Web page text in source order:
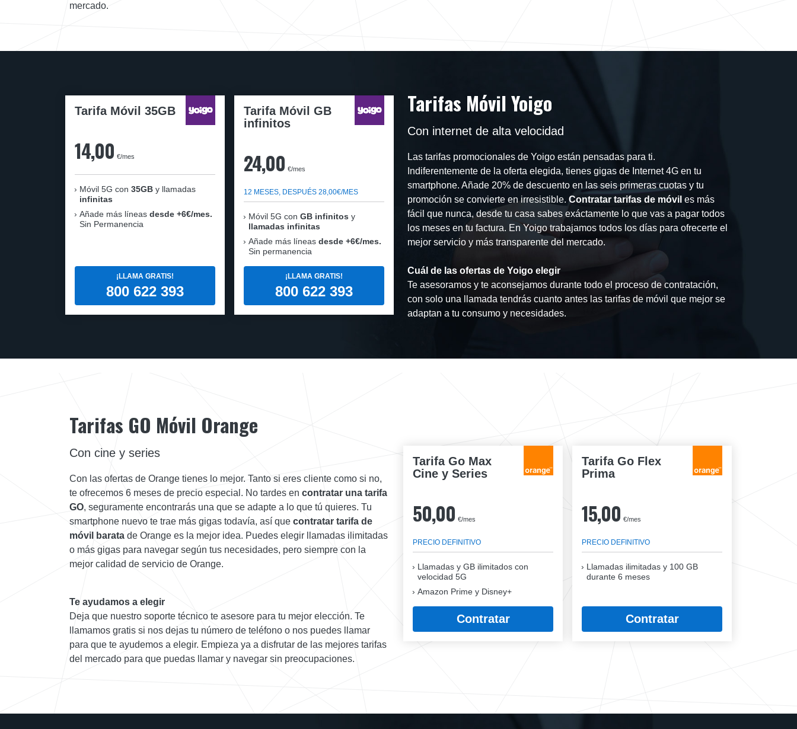
mercado.
Tarifa Móvil 35GB
14,00 €/mes
Móvil 5G con 35GB y llamadas
infinitas
Añade más líneas desde +6€/mes.
Sin Permanencia
¡LLAMA GRATIS!
800 622 393
Tarifa Móvil GB
infinitos
24,00 €/mes
12 MESES, DESPUÉS 28,00€/MES
Móvil 5G con GB infinitos y
llamadas infinitas
Añade más líneas desde +6€/mes.
Sin permanencia
¡LLAMA GRATIS!
800 622 393
Tarifas Móvil Yoigo
Con internet de alta velocidad
Las tarifas promocionales de Yoigo están pensadas para ti.
Indiferentemente de la oferta elegida, tienes gigas de Internet 4G en tu
smartphone. Añade 20% de descuento en las seis primeras cuotas y tu
promoción se convierte en irresistible. Contratar tarifas de móvil es más
fácil que nunca, desde tu casa sabes exáctamente lo que vas a pagar todos
los meses en tu factura. En Yoigo trabajamos todos los días para ofrecerte el
mejor servicio y más transparente del mercado.
Cuál de las ofertas de Yoigo elegir
Te asesoramos y te aconsejamos durante todo el proceso de contratación,
con solo una llamada tendrás cuanto antes las tarifas de móvil que mejor se
adaptan a tu consumo y necesidades.
Tarifa Go Max
Cine y Series
50,00 €/mes
PRECIO DEFINITIVO
Llamadas y GB ilimitados con
velocidad 5G
Amazon Prime y Disney+
Contratar
Tarifa Go Flex
Prima
15,00 €/mes
PRECIO DEFINITIVO
Llamadas ilimitadas y 100 GB
durante 6 meses
Contratar
Tarifas GO Móvil Orange
Con cine y series
Con las ofertas de Orange tienes lo mejor. Tanto si eres cliente como si no,
te ofrecemos 6 meses de precio especial. No tardes en contratar una tarifa
GO, seguramente encontrarás una que se adapte a lo que tú quieres. Tu
smartphone nuevo te trae más gigas todavía, así que contratar tarifa de
móvil barata de Orange es la mejor idea. Puedes elegir llamadas ilimitadas
o más gigas para navegar según tus necesidades, pero siempre con la
mejor calidad de servicio de Orange.
Te ayudamos a elegir
Deja que nuestro soporte técnico te asesore para tu mejor elección. Te
llamamos gratis si nos dejas tu número de teléfono o nos puedes llamar
para que te ayudemos a elegir. Empieza ya a disfrutar de las mejores tarifas
del mercado para que puedas llamar y navegar sin preocupaciones.